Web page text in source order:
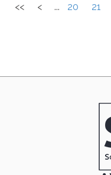
<< < ... 20 21